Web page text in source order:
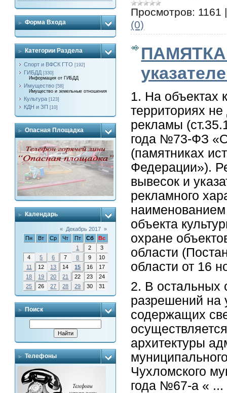
Форма Входа
Категории Раздела
Спорт и ВФСК ГТО [192]
ГИБДД [330]
Информация от ГИБДД
Имущество [58]
Имущество и земельные отношения
Культура [123]
КДН и ЗП [10]
Опасная Площадка
Календарь
« Декабрь 2017 »
Пн
Вт Ср Чт Пт Сб
Вс
1
2
3
4
5 6 7 8 9
10
11
12 13 14 15 16
17
18
19 20 21 22 23
24
25
26 27 28 29 30 31
Поиск
Телефоны
Просмотров: 1161
(0)
ПАМЯТКА
1. На объектах
территориях
рекламы
года №73-ФЗ
(памятниках
Федерации»).
вывесок и
рекламного
объекта
охране
области
области от 16
2. В остальных
разрешений на
содержащих
архитектуры
Чухломского
года №67-а « ...